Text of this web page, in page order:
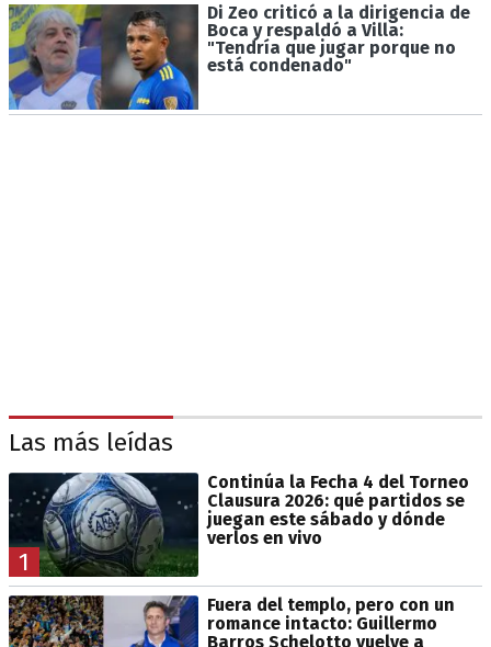
Di Zeo criticó a la dirigencia de
Boca y respaldó a Villa:
"Tendría que jugar porque no
está condenado"
Las más leídas
1
Continúa la Fecha 4 del Torneo
Clausura 2026: qué partidos se
juegan este sábado y dónde
verlos en vivo
Fuera del templo, pero con un
romance intacto: Guillermo
Barros Schelotto vuelve a